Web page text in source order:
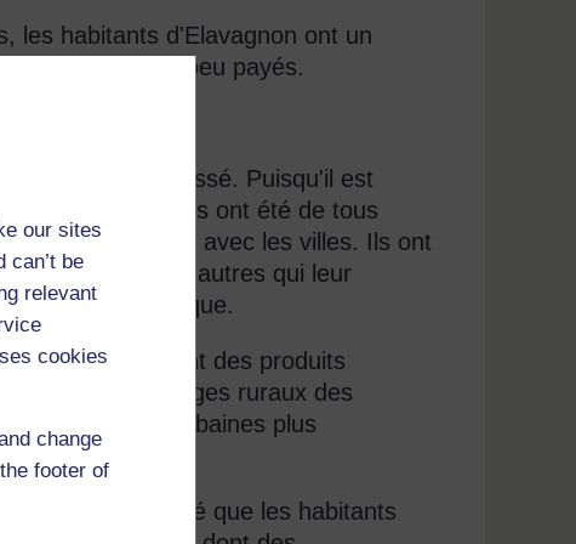
our sites
can’t be
relevant
cookies
change
footer of
les habitants d'Elavagnon ont un
sont en effet peu payés.
N°1 Lomé-Cinkassé. Puisqu'il est
les habitants ont été de tous
commerciaux avec les villes. Ils ont
routiers et autres qui leur
plus économique.
Ils achètent des produits
dans les villages ruraux des
les zones urbaines plus
de vie plus élevé que les habitants